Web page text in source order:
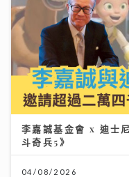
李嘉誠基金會 x 迪士
斗奇兵5》
04/08/2026